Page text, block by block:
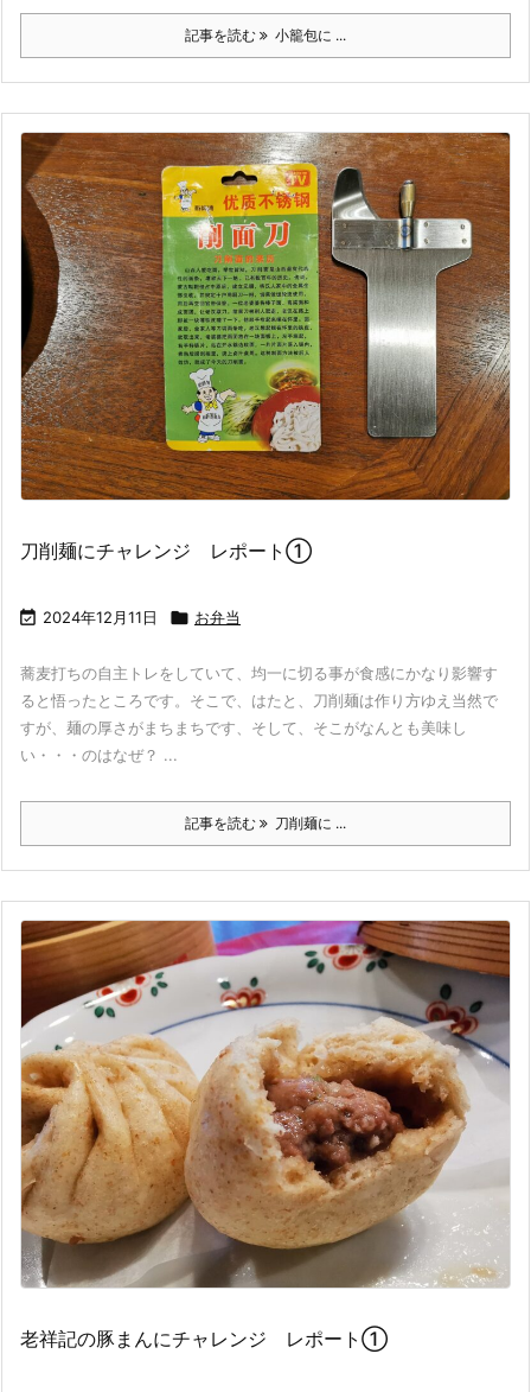
記事を読む 小籠包に ...
刀削麺にチャレンジ レポート①
 2024年12月11日  お弁当
蕎麦打ちの自主トレをしていて、均一に切る事が食感にかなり影響す
ると悟ったところです。そこで、はたと、刀削麺は作り方ゆえ当然で
すが、麺の厚さがまちまちです、そして、そこがなんとも美味し
い・・・のはなぜ？ ...
記事を読む 刀削麺に ...
老祥記の豚まんにチャレンジ レポート①